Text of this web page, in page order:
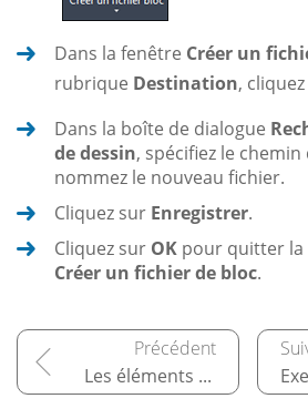
Dans la fenêtre Créer un
rubrique Destination,
Dans la boîte de dialogue
de dessin, spécifiez le chemin
nommez le nouveau fichier.
Cliquez sur Enregistrer.
Cliquez sur OK pour quitter la
Créer un fichier de bloc.
Les éléments de bibliothèque